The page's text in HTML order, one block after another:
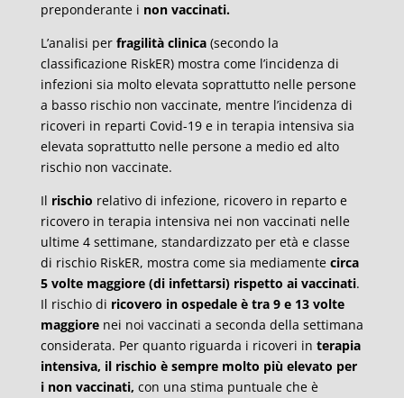
preponderante i non vaccinati.
L’analisi per fragilità clinica (secondo la
classificazione RiskER) mostra come l’incidenza di
infezioni sia molto elevata soprattutto nelle persone
a basso rischio non vaccinate, mentre l’incidenza di
ricoveri in reparti Covid-19 e in terapia intensiva sia
elevata soprattutto nelle persone a medio ed alto
rischio non vaccinate.
Il rischio relativo di infezione, ricovero in reparto e
ricovero in terapia intensiva nei non vaccinati nelle
ultime 4 settimane, standardizzato per età e classe
di rischio RiskER, mostra come sia mediamentecirca
5 volte maggiore (di infettarsi) rispetto ai vaccinati.
Il rischio di ricovero in ospedale è tra 9 e 13 volte
maggiore nei noi vaccinati a seconda della settimana
considerata. Per quanto riguarda i ricoveri in terapia
intensiva, il rischio è sempre molto più elevato per
i non vaccinati, con una stima puntuale che è